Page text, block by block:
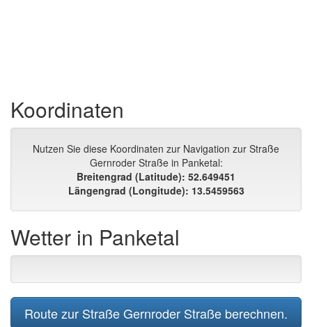
Koordinaten
Nutzen Sie diese Koordinaten zur Navigation zur Straße
Gernroder Straße in Panketal:
Breitengrad (Latitude): 52.649451
Längengrad (Longitude): 13.5459563
Wetter in Panketal
Route zur Straße Gernroder Straße berechnen.